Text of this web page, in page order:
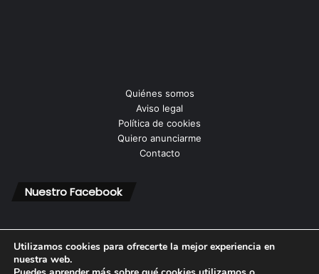
Quiénes somos
Aviso legal
Política de cookies
Quiero anunciarme
Contacto
Nuestro Facebook
Utilizamos cookies para ofrecerte la mejor experiencia en
nuestra web.